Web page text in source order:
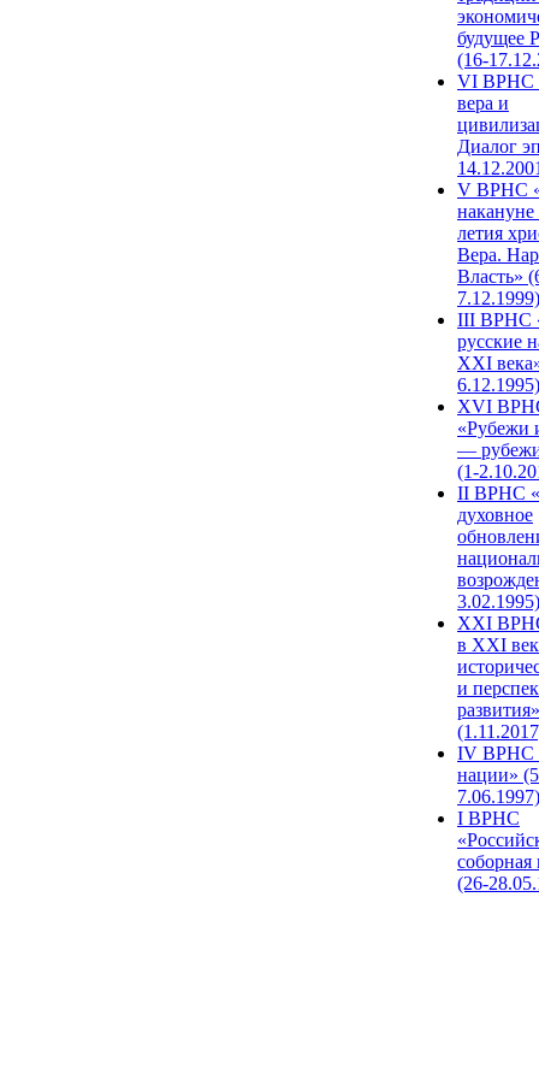
будущее
(16-
VI ВРНС
вера и
Диалог
V ВРНС
накануне
летия
Вера.
Власть»
7.12.1999)
III ВРНС
русские
XXI
6.12.1995)
XVI
«Рубежи
—
(1-
II ВРНС
духовное
3.02.1995)
XХI
в XXI
и
развития»
IV ВРНС
нации»
7.06.1997)
I ВРНС
(26-